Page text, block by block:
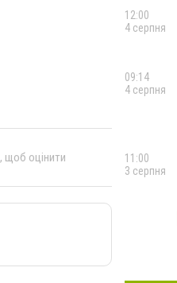
, щоб оцінити
12:00
4 серпня
09:14
4 серпня
11:00
3 серпня